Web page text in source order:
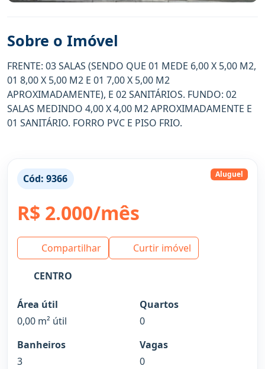
Sobre o Imóvel
FRENTE: 03 SALAS (SENDO QUE 01 MEDE 6,00 X 5,00 M2,
01 8,00 X 5,00 M2 E 01 7,00 X 5,00 M2
APROXIMADAMENTE), E 02 SANITÁRIOS. FUNDO: 02
SALAS MEDINDO 4,00 X 4,00 M2 APROXIMADAMENTE E
01 SANITÁRIO. FORRO PVC E PISO FRIO.
Cód:9366 Aluguel
R$ 2.000/mês
Compartilhar Curtir imóvel
CENTRO
Área útil
0,00 m² útil
Quartos
0
Banheiros
3
Vagas
0